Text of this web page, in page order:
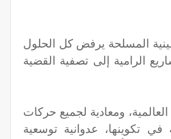
المسلحة يرفض كل الحلول
الرامية إلى تصفية القضية
ومعادية لجميع حركات
تكوينها، عدوانية توسعية